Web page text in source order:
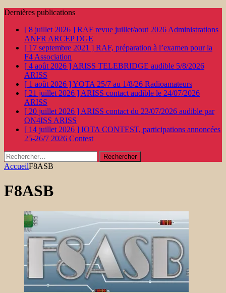
Dernières publications
[ 8 juillet 2026 ] RAF revue juillet/aout 2026 Administrations
ANFR ARCEP DGE
[ 17 septembre 2021 ] RAF, préparation à l’examen pour la
F4 Association
[ 4 août 2026 ] ARISS TELEBRIDGE audible 5/8/2026
ARISS
[ 1 août 2026 ]YOTA 25/7 au 1/8/26 Radioamateurs
[ 21 juillet 2026 ] ARISS contact audible le 24/07/2026
ARISS
[ 20 juillet 2026 ] ARISS contact du 23/07/2026 audible par
ON4ISS ARISS
[ 14 juillet 2026 ] IOTA CONTEST, participations annoncées
25-26/7 2026 Contest
Rechercher :
AccueilF8ASB
F8ASB